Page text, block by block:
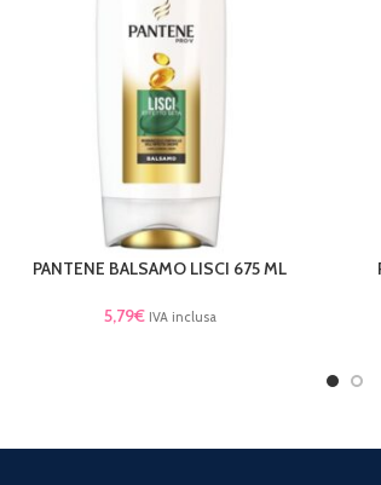
LEGGI TUTTO
PANTENE BALSAMO LISCI 675 ML
5,79€ IVA inclusa